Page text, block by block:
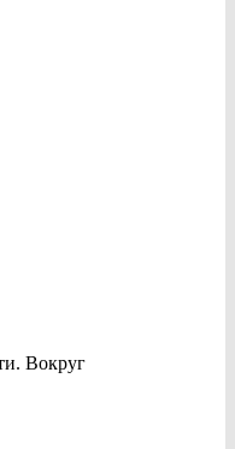
Вокруг